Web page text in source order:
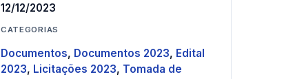
12/12/2023
CATEGORIAS
Documentos, Documentos 2023, Edital
2023, Licitações 2023, Tomada de